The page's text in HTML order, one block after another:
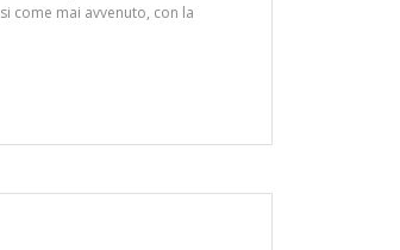
come mai avvenuto, con la